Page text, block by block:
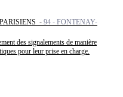
- 94 - FONTENAY-
des signalements de manière
pour leur prise en charge.